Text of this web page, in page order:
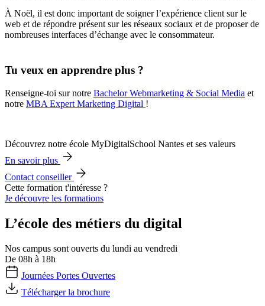
À Noël, il est donc important de soigner l’expérience client sur le
web et de répondre présent sur les réseaux sociaux et de proposer de
nombreuses interfaces d’échange avec le consommateur.
Tu veux en apprendre plus ?
Renseigne-toi sur notre Bachelor Webmarketing & Social Media et
notre MBA Expert Marketing Digital !
Découvrez notre école MyDigitalSchool Nantes et ses valeurs
En savoir plus
Contact conseiller
Cette formation t'intéresse ?
Je découvre les formations
L’école des métiers du digital
Nos campus sont ouverts du lundi au vendredi
De 08h à 18h
Journées Portes Ouvertes
Télécharger la brochure